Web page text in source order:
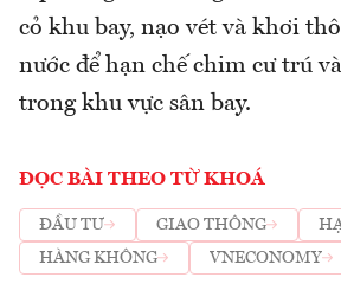
cỏ khu bay, nạo vét và khơi
nước để hạn chế chim cư trú
trong khu vực sân bay.
ĐỌC BÀI THEO TỪ KHOÁ
ĐẦU TƯ GIAO THÔNG
HÀNG KHÔNG
VNECONOMY